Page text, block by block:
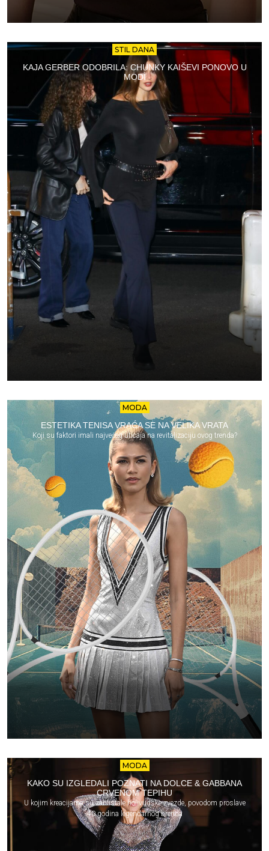
STIL DANA
KAJA GERBER ODOBRILA: CHUNKY KAIŠEVI PONOVO U
MODI
MODA
ESTETIKA TENISA VRAĆA SE NA VELIKA VRATA
Koji su faktori imali najvećeg uticaja na revitalizaciju ovog trenda?
MODA
KAKO SU IZGLEDALI POZNATI NA DOLCE & GABBANA
CRVENOM TEPIHU
U kojim kreacijama su zablistale holivudske zvezde, povodom proslave
40 godina legendarnog brenda